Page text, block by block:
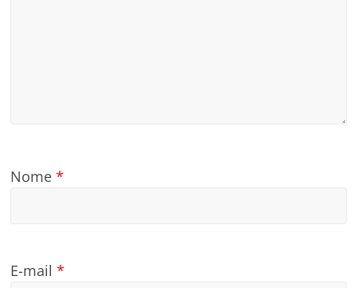
Nome*
E-mail*